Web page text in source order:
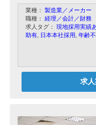
・本社へ
・資金繰
・収支分
・年間予
・ベトナ
業種： 製造業／メーカー
職種： 経理／会計／財務
求人タグ： 現地採用実績
助有 日本本社採用 年齢
求